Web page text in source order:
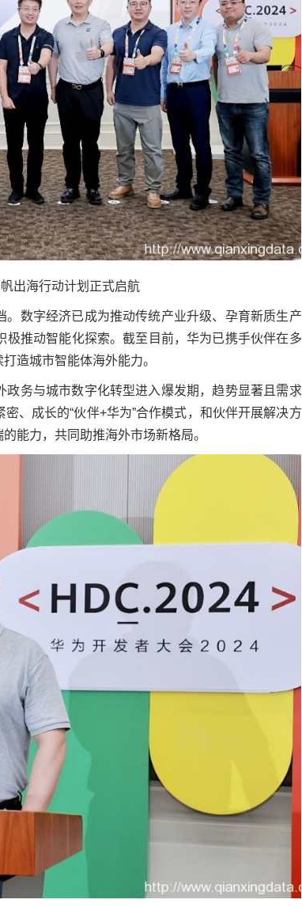
出海行动计划正式启航
数字经济已成为推动传统产业升级、孕育新质生产
推动智能化探索。截至目前，华为已携手伙伴在多
造城市智能体海外能力。
务与城市数字化转型进入爆发期，趋势显著且需求
、成长的“伙伴+华为”合作模式，和伙伴开展解决方
能力，共同助推海外市场新格局。